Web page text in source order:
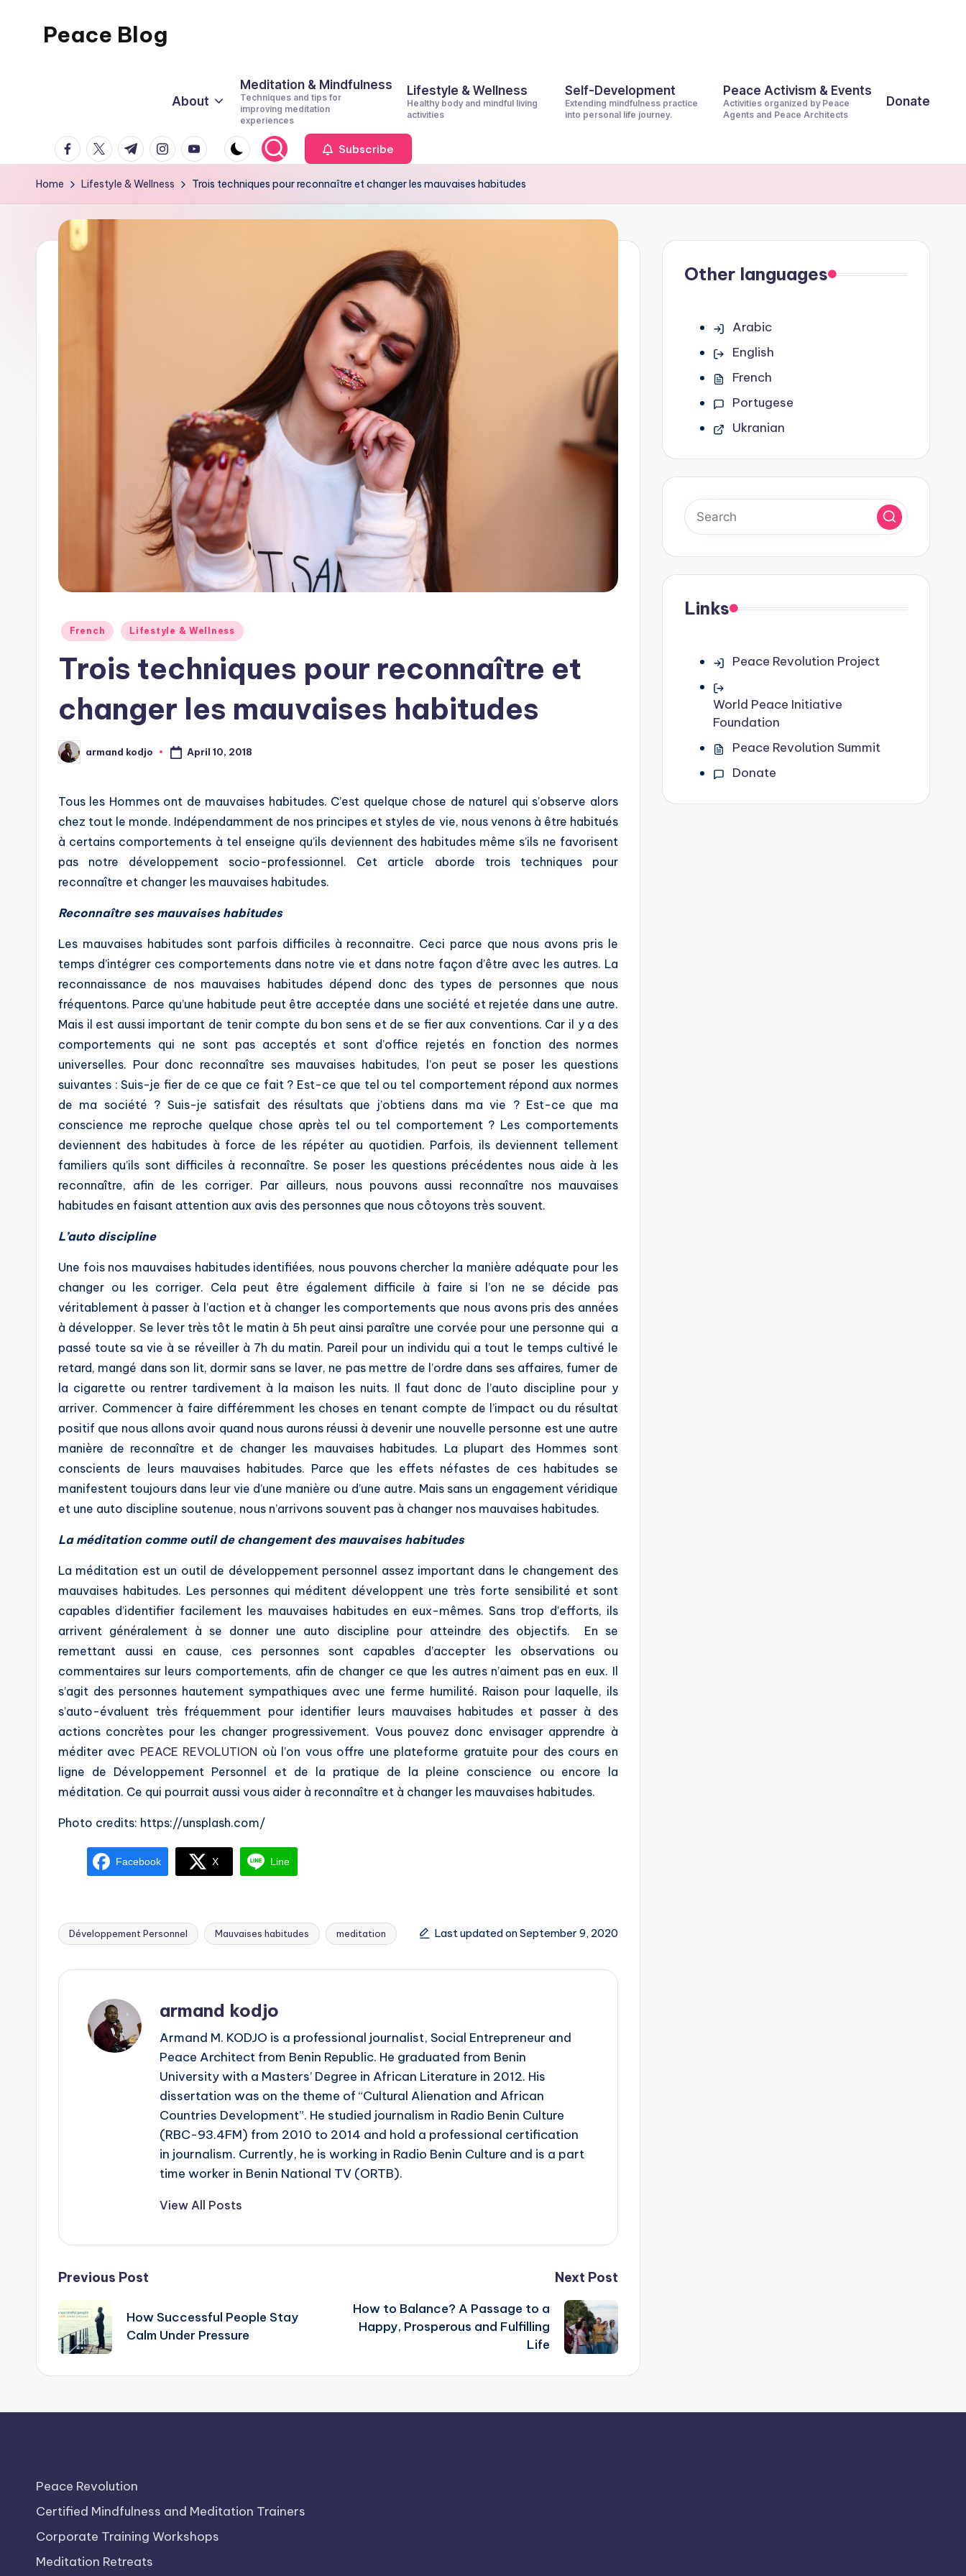
Peace Blog
This
About
Meditation & Mindfulness
Techniques and tips for
improving meditation
experiences
Lifestyle & Wellness
Healthy body and mindful living
activities
Self-Development
Extending mindfulness practice
into personal life journey.
Peace Activism & Events
Activities organized by Peace
Agents and Peace Architects
Donate
facebook.com
twitter.com
t.me instagram.com
youtube.com Subscribe
Home Lifestyle & Wellness Trois techniques pour reconnaître et changer les mauvaises habitudes
Posted
French Lifestyle & Wellness
Trois techniques pour reconnaître et
changer les mauvaises habitudes
Posted
by
armand kodjo April 10, 2018
Tous les Hommes ont de mauvaises habitudes. C’est quelque chose de naturel qui s’observe alors
chez tout le monde. Indépendamment de nos principes et styles de vie, nous venons à être habitués
à certains comportements à tel enseigne qu’ils deviennent des habitudes même s’ils ne favorisent
pas notre développement socio-professionnel. Cet article aborde trois techniques pour
reconnaître et changer les mauvaises habitudes.
Reconnaître ses mauvaises habitudes
Les mauvaises habitudes sont parfois difficiles à reconnaitre. Ceci parce que nous avons pris le
temps d’intégrer ces comportements dans notre vie et dans notre façon d’être avec les autres. La
reconnaissance de nos mauvaises habitudes dépend donc des types de personnes que nous
fréquentons. Parce qu’une habitude peut être acceptée dans une société et rejetée dans une autre.
Mais il est aussi important de tenir compte du bon sens et de se fier aux conventions. Car il y a des
comportements qui ne sont pas acceptés et sont d’office rejetés en fonction des normes
universelles. Pour donc reconnaître ses mauvaises habitudes, l’on peut se poser les questions
suivantes : Suis-je fier de ce que ce fait ? Est-ce que tel ou tel comportement répond aux normes
de ma société ? Suis-je satisfait des résultats que j’obtiens dans ma vie ? Est-ce que ma
conscience me reproche quelque chose après tel ou tel comportement ? Les comportements
deviennent des habitudes à force de les répéter au quotidien. Parfois, ils deviennent tellement
familiers qu’ils sont difficiles à reconnaître. Se poser les questions précédentes nous aide à les
reconnaître, afin de les corriger. Par ailleurs, nous pouvons aussi reconnaître nos mauvaises
habitudes en faisant attention aux avis des personnes que nous côtoyons très souvent.
L’auto discipline
Une fois nos mauvaises habitudes identifiées, nous pouvons chercher la manière adéquate pour les
changer ou les corriger. Cela peut être également difficile à faire si l’on ne se décide pas
véritablement à passer à l’action et à changer les comportements que nous avons pris des années
à développer. Se lever très tôt le matin à 5h peut ainsi paraître une corvée pour une personne qui a
passé toute sa vie à se réveiller à 7h du matin. Pareil pour un individu qui a tout le temps cultivé le
retard, mangé dans son lit, dormir sans se laver, ne pas mettre de l’ordre dans ses affaires, fumer de
la cigarette ou rentrer tardivement à la maison les nuits. Il faut donc de l’auto discipline pour y
arriver. Commencer à faire différemment les choses en tenant compte de l’impact ou du résultat
positif que nous allons avoir quand nous aurons réussi à devenir une nouvelle personne est une autre
manière de reconnaître et de changer les mauvaises habitudes. La plupart des Hommes sont
conscients de leurs mauvaises habitudes. Parce que les effets néfastes de ces habitudes se
manifestent toujours dans leur vie d’une manière ou d’une autre. Mais sans un engagement véridique
et une auto discipline soutenue, nous n’arrivons souvent pas à changer nos mauvaises habitudes.
La méditation comme outil de changement des mauvaises habitudes
La méditation est un outil de développement personnel assez important dans le changement des
mauvaises habitudes. Les personnes qui méditent développent une très forte sensibilité et sont
capables d’identifier facilement les mauvaises habitudes en eux-mêmes. Sans trop d’efforts, ils
arrivent généralement à se donner une auto discipline pour atteindre des objectifs. En se
remettant aussi en cause, ces personnes sont capables d’accepter les observations ou
commentaires sur leurs comportements, afin de changer ce que les autres n’aiment pas en eux. Il
s’agit des personnes hautement sympathiques avec une ferme humilité. Raison pour laquelle, ils
s’auto-évaluent très fréquemment pour identifier leurs mauvaises habitudes et passer à des
actions concrètes pour les changer progressivement. Vous pouvez donc envisager apprendre à
méditer avec PEACE REVOLUTION où l’on vous offre une plateforme gratuite pour des cours en
ligne de Développement Personnel et de la pratique de la pleine conscience ou encore la
méditation. Ce qui pourrait aussi vous aider à reconnaître et à changer les mauvaises habitudes.
Photo credits: https://unsplash.com/
Facebook X Line
Tags:
Développement Personnel Mauvaises habitudes meditation Last updated on September 9, 2020
armand kodjo
Armand M. KODJO is a professional journalist, Social Entrepreneur and
Peace Architect from Benin Republic. He graduated from Benin
University with a Masters’ Degree in African Literature in 2012. His
dissertation was on the theme of “Cultural Alienation and African
Countries Development”. He studied journalism in Radio Benin Culture
(RBC-93.4FM) from 2010 to 2014 and hold a professional certification
in journalism. Currently, he is working in Radio Benin Culture and is a part
time worker in Benin National TV (ORTB).
View All Posts
Post
navigation
Previous Post
How Successful People Stay
Calm Under Pressure
Next Post
How to Balance? A Passage to a
Happy, Prosperous and Fulfilling
Life
Other languages
Arabic
English
French
Portugese
Ukranian
Links
Peace Revolution Project
World Peace Initiative
Foundation
Peace Revolution Summit
Donate
Peace Revolution
Certified Mindfulness and Meditation Trainers
Corporate Training Workshops
Meditation Retreats